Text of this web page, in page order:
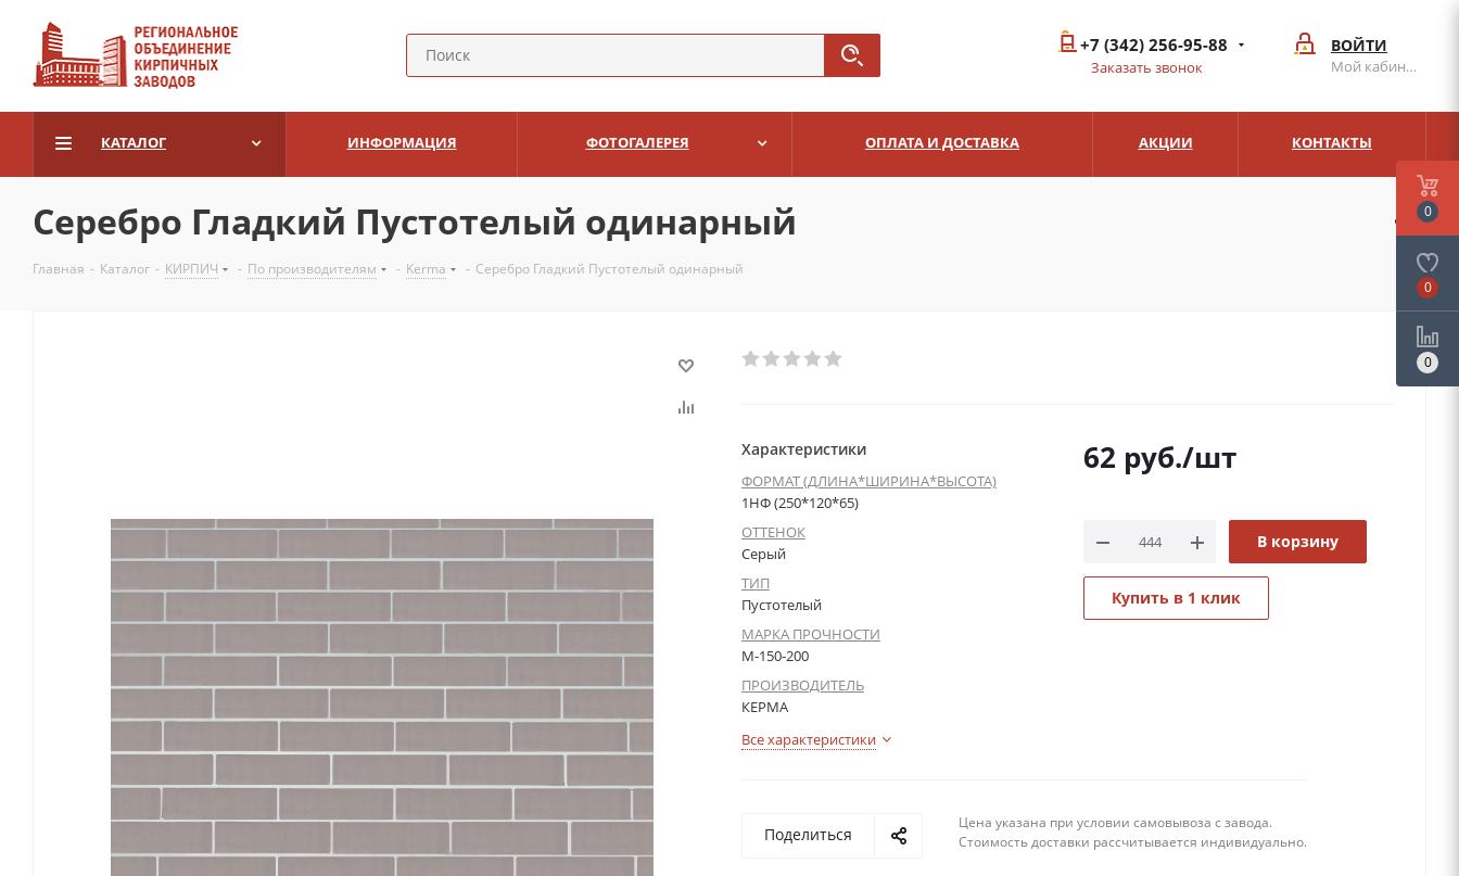
ВОЙТИ
Мой кабинет
+7 (342) 256-95-88
Заказать звонок
КАТАЛОГ ИНФОРМАЦИЯ ФОТОГАЛЕРЕЯ ОПЛАТА И ДОСТАВКА АКЦИИ КОНТАКТЫ
Серебро Гладкий Пустотелый одинарный
Главная - Каталог - КИРПИЧ - По производителям - Kerma - Серебро Гладкий Пустотелый одинарный
Характеристики
ФОРМАТ (ДЛИНА*ШИРИНА*ВЫСОТА)
1НФ (250*120*65)
ОТТЕНОК
Серый
ТИП
Пустотелый
МАРКА ПРОЧНОСТИ
М-150-200
ПРОИЗВОДИТЕЛЬ
КЕРМА
Все характеристики
62 руб./шт
В корзину
Купить в 1 клик
Поделиться
Цена указана при условии самовывоза с завода.
Стоимость доставки рассчитывается индивидуально.
0
0
0